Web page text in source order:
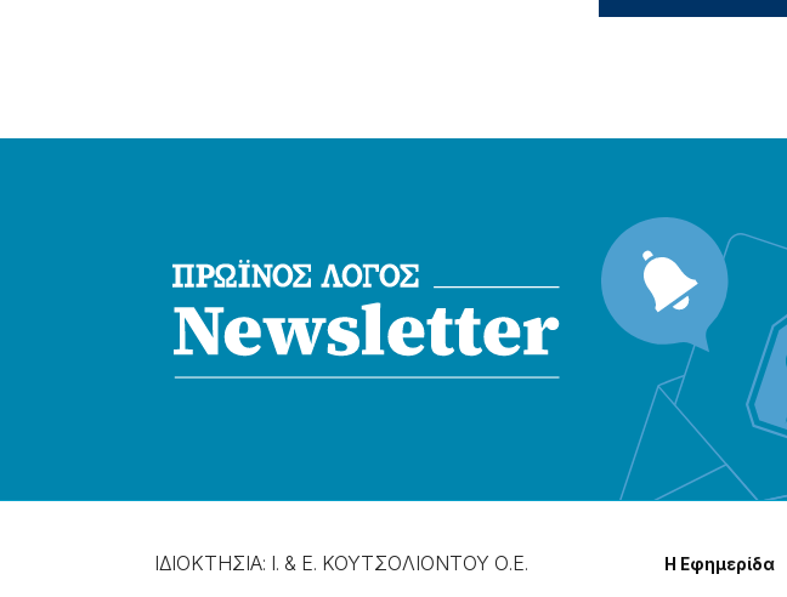
ΙΔΙΟΚΤΗΣΙΑ: Ι. & Ε. ΚΟΥΤΣΟΛΙΟΝΤΟΥ Ο.Ε. Η Εφημερίδα